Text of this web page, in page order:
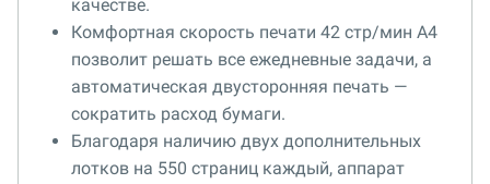
качестве.
Комфортная скорость печати 42 стр/мин А4
позволит решать все ежедневные задачи, а
автоматическая двусторонняя печать —
сократить расход бумаги.
Благодаря наличию двух дополнительных
лотков на 550 страниц каждый, аппарат